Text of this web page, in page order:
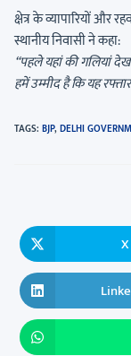
क्षेत्र के व्यापारियों और
स्थानीय निवासी ने कहा:
“पहले यहां की गलियां
हमें उम्मीद है कि यह
TAGS: BJP,DELHI
X